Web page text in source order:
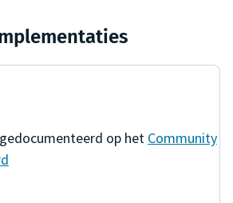
op het Community